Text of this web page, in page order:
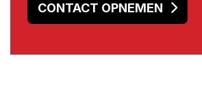
CONTACT OPNEMEN